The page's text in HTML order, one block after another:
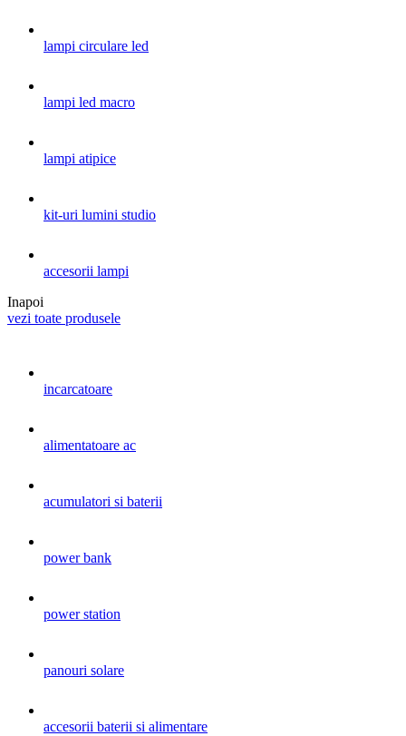
lampi circulare led
lampi led macro
lampi atipice
kit-uri lumini studio
accesorii lampi
Inapoi
vezi toate produsele
incarcatoare
alimentatoare ac
acumulatori si baterii
power bank
power station
panouri solare
accesorii baterii si alimentare